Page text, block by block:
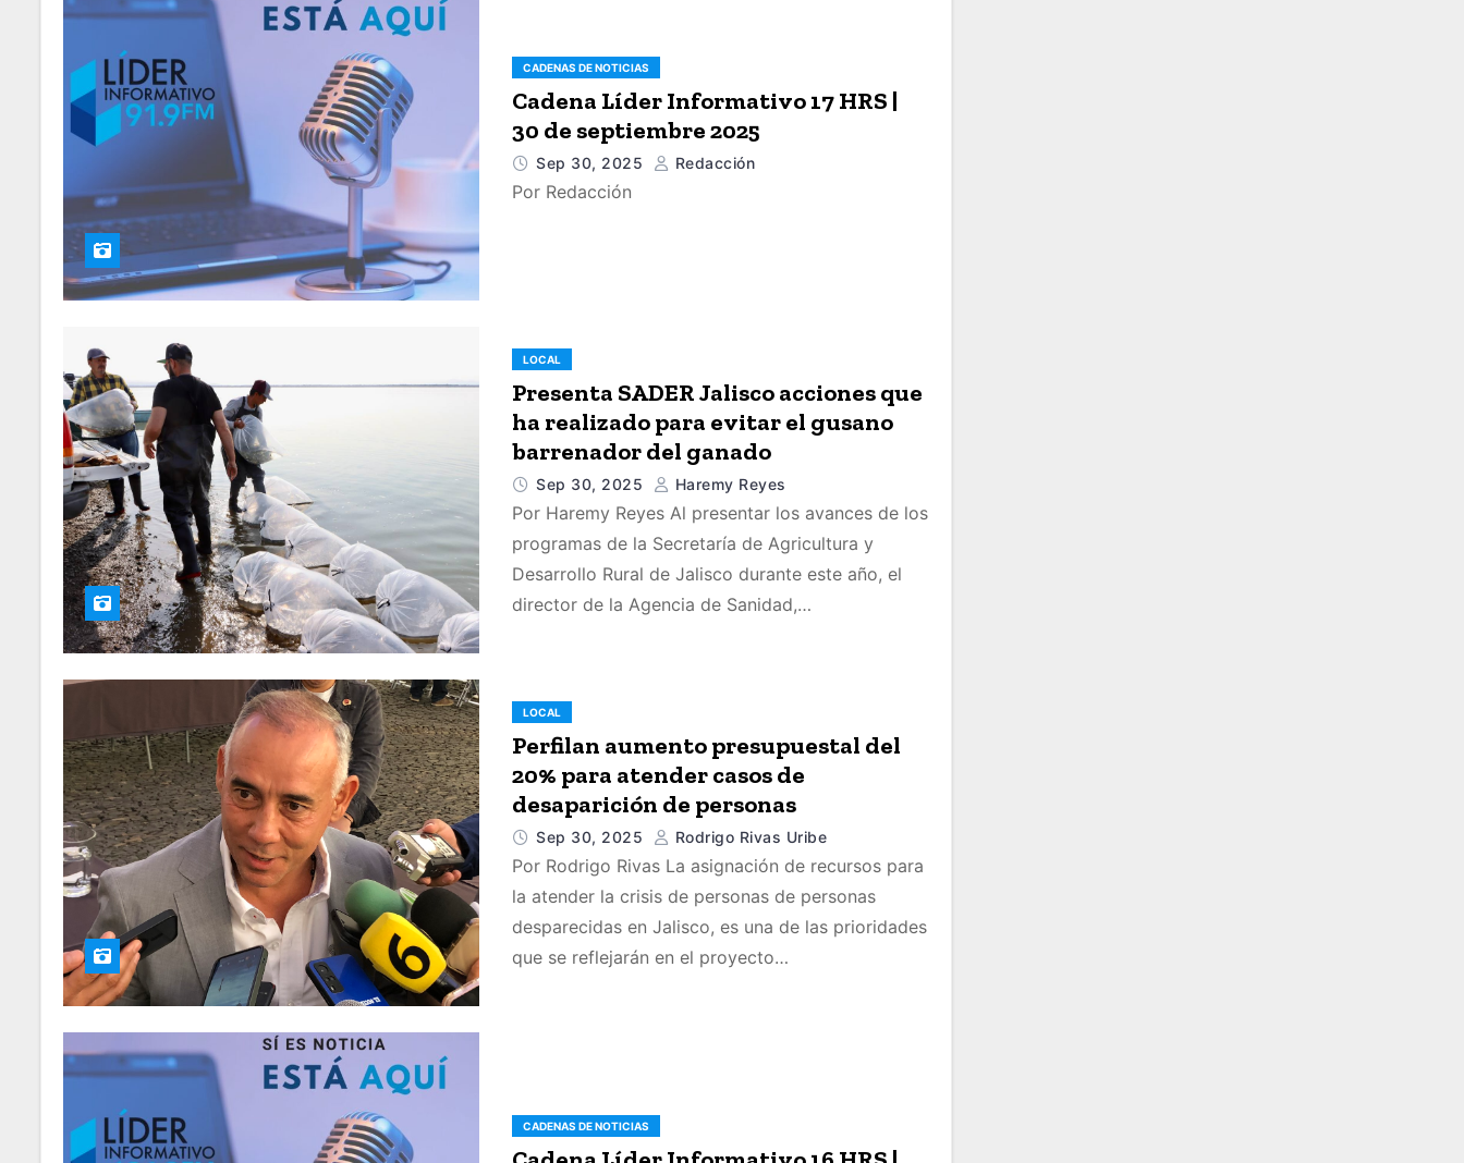
CADENAS DE NOTICIAS
Cadena Líder Informativo 17 HRS |
30 de septiembre 2025
Sep 30, 2025 Redacción
Por Redacción
LOCAL
Presenta SADER Jalisco acciones que
ha realizado para evitar el gusano
barrenador del ganado
Sep 30, 2025 Haremy Reyes
Por Haremy Reyes Al presentar los avances de los
programas de la Secretaría de Agricultura y
Desarrollo Rural de Jalisco durante este año, el
director de la Agencia de Sanidad,…
LOCAL
Perfilan aumento presupuestal del
20% para atender casos de
desaparición de personas
Sep 30, 2025 Rodrigo Rivas Uribe
Por Rodrigo Rivas La asignación de recursos para
la atender la crisis de personas de personas
desparecidas en Jalisco, es una de las prioridades
que se reflejarán en el proyecto…
CADENAS DE NOTICIAS